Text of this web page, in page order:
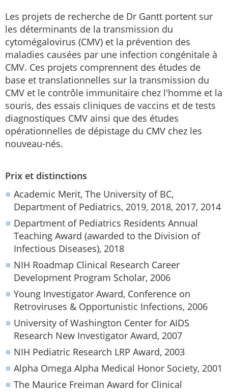
Les projets de recherche de Dr Gantt portent sur
les déterminants de la transmission du
cytomégalovirus (CMV) et la prévention des
maladies causées par une infection congénitale à
CMV. Ces projets comprennent des études de
base et translationnelles sur la transmission du
CMV et le contrôle immunitaire chez l'homme et la
souris, des essais cliniques de vaccins et de tests
diagnostiques CMV ainsi que des études
opérationnelles de dépistage du CMV chez les
nouveau-nés.
Prix et distinctions
Academic Merit, The University of BC,
Department of Pediatrics, 2019, 2018, 2017, 2014
Department of Pediatrics Residents Annual
Teaching Award (awarded to the Division of
Infectious Diseases), 2018
NIH Roadmap Clinical Research Career
Development Program Scholar, 2006
Young Investigator Award, Conference on
Retroviruses & Opportunistic Infections, 2006
University of Washington Center for AIDS
Research New Investigator Award, 2007
NIH Pediatric Research LRP Award, 2003
Alpha Omega Alpha Medical Honor Society, 2001
The Maurice Freiman Award for Clinical